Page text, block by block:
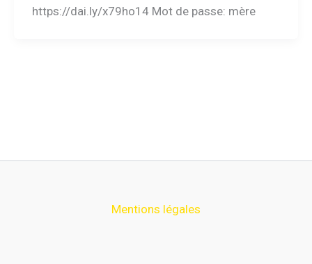
https://dai.ly/x79ho14 Mot de passe: mère
Mentions légales